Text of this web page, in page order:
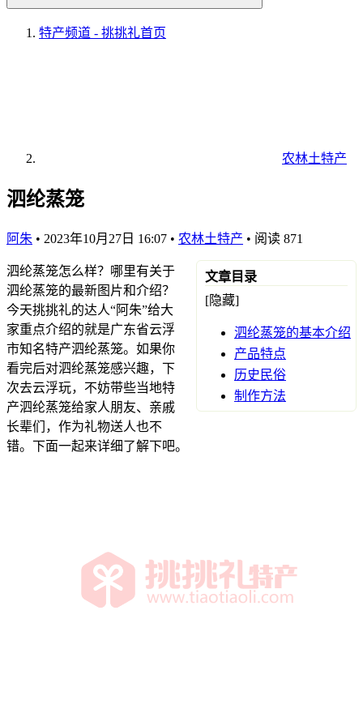
特产频道 - 挑挑礼首页
农林土特产
泗纶蒸笼
阿朱 • 2023年10月27日 16:07 • 农林土特产 • 阅读 871
文章目录
[隐藏]
泗纶蒸笼的基本介绍
产品特点
历史民俗
制作方法
泗纶蒸笼怎么样？哪里有关于
泗纶蒸笼的最新图片和介绍？
今天挑挑礼的达人“阿朱”给大
家重点介绍的就是广东省云浮
市知名特产泗纶蒸笼。如果你
看完后对泗纶蒸笼感兴趣，下
次去云浮玩，不妨带些当地特
产泗纶蒸笼给家人朋友、亲戚
长辈们，作为礼物送人也不
错。下面一起来详细了解下吧。